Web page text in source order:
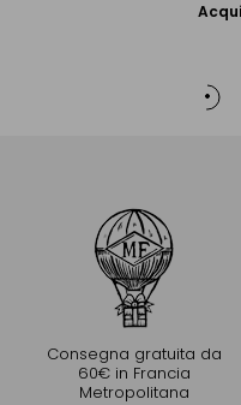
Consegna gratuita da
60€ in Francia
Metropolitana